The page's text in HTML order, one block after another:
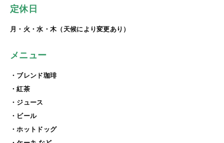
定休日
月・火・水・木（天候により変更あり）
メニュー
・ブレンド珈琲
・紅茶
・ジュース
・ビール
・ホットドッグ